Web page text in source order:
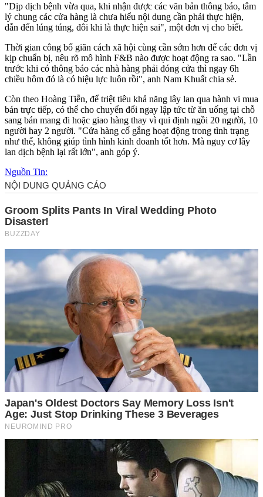
"Dịp dịch bệnh vừa qua, khi nhận được các văn bản thông báo, tâm
lý chung các cửa hàng là chưa hiểu nội dung cần phải thực hiện,
dẫn đến lúng túng, đôi khi là thực hiện sai", một đơn vị cho biết.
Thời gian công bố giãn cách xã hội cùng cần sớm hơn để các đơn vị
kịp chuẩn bị, nêu rõ mô hình F&B nào được hoạt động ra sao. "Lần
trước khi có thông báo các nhà hàng phải đóng cửa thì ngay 6h
chiều hôm đó là có hiệu lực luôn rồi", anh Nam Khuất chia sẻ.
Còn theo Hoàng Tiễn, để triệt tiêu khả năng lây lan qua hành vi mua
bán trực tiếp, có thể cho chuyển đổi ngay lập tức từ ăn uống tại chỗ
sang bán mang đi hoặc giao hàng thay vì qui định ngồi 20 người, 10
người hay 2 người. "Cửa hàng cố gắng hoạt động trong tình trạng
như thế, không giúp tình hình kinh doanh tốt hơn. Mà nguy cơ lây
lan dịch bệnh lại rất lớn", anh góp ý.
Nguồn Tin: